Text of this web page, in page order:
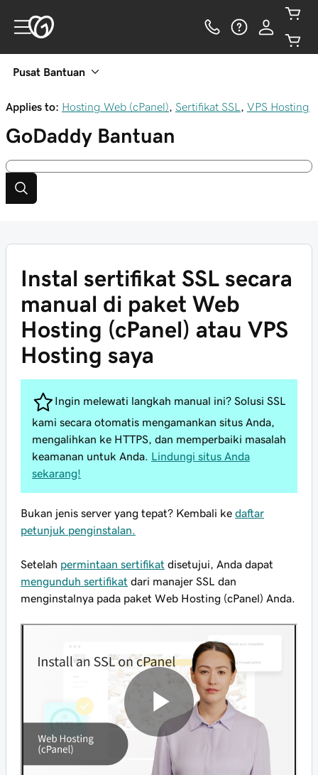
Pusat Bantuan
Applies to: Hosting Web (cPanel) Sertifikat SSL VPS Hosting
GoDaddy Bantuan
Instal sertifikat SSL secara
manual di paket Web
Hosting (cPanel) atau VPS
Hosting saya
Ingin melewati langkah manual ini? Solusi SSL
kami secara otomatis mengamankan situs Anda,
mengalihkan ke HTTPS, dan memperbaiki masalah
keamanan untuk Anda. Lindungi situs Anda
sekarang!
Bukan jenis server yang tepat? Kembali ke daftar
petunjuk penginstalan.
Setelah permintaan sertifikat disetujui, Anda dapat
mengunduh sertifikat dari manajer SSL dan
menginstalnya pada paket Web Hosting (cPanel) Anda.